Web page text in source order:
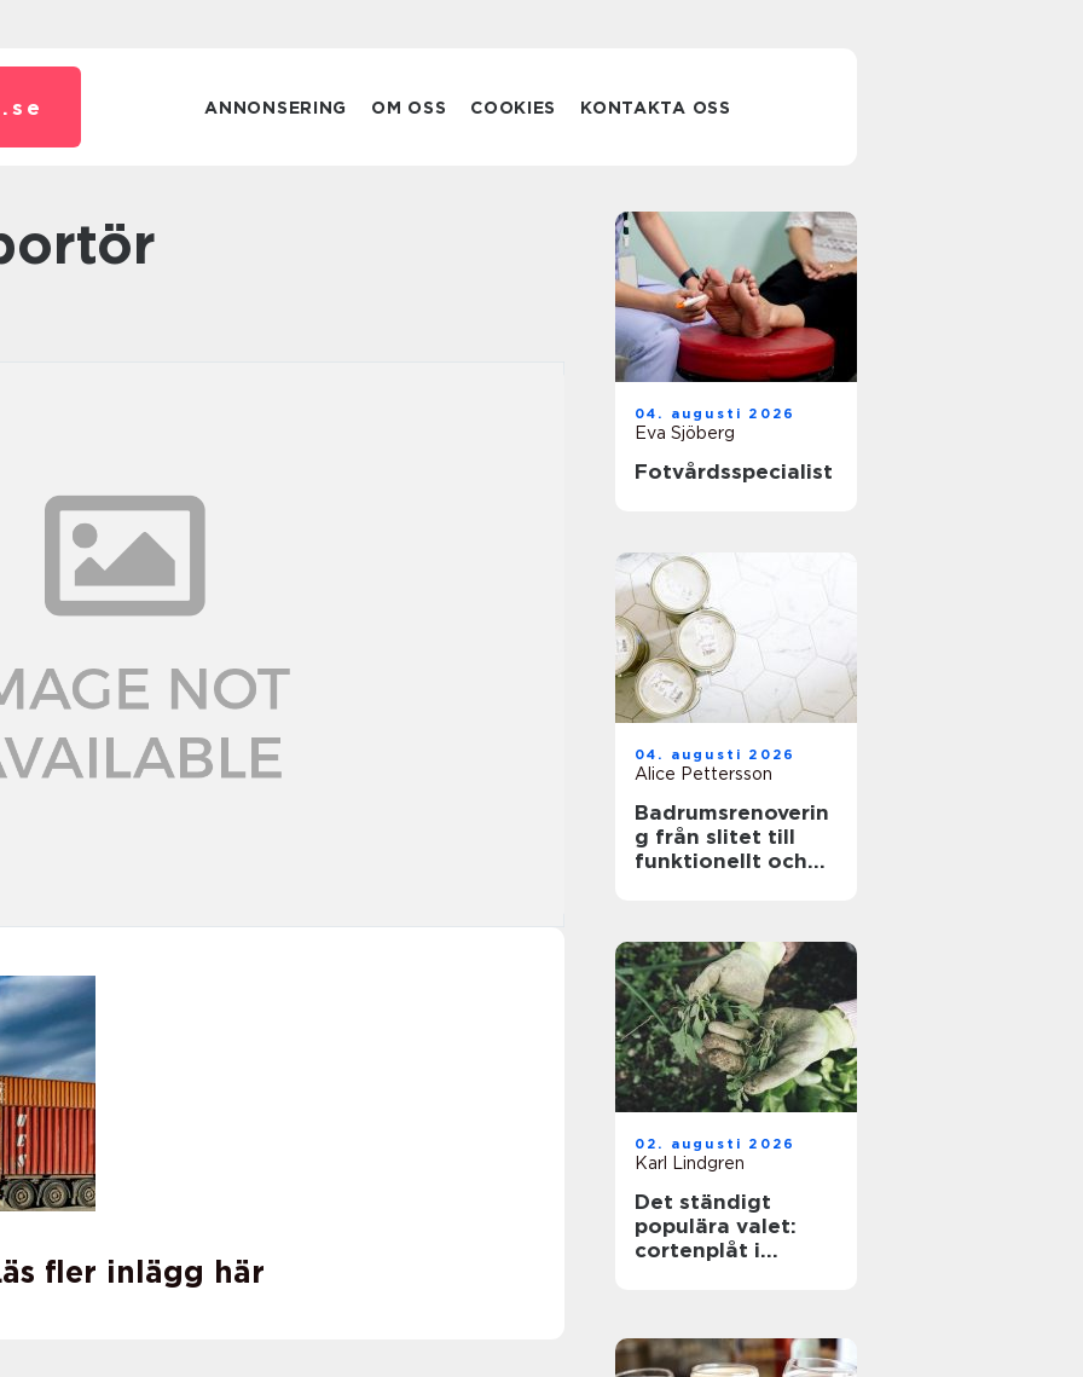
se ANNONSERING OM OSS COOKIES KONTAKTA OSS
fler inlägg här
04. augusti 2026
Eva Sjöberg
Fotvårdsspecialist
04. augusti 2026
Alice Pettersson
Badrumsrenoverin
g från slitet till
funktionellt och
02. augusti 2026
Karl Lindgren
Det ständigt
populära valet:
cortenplåt i